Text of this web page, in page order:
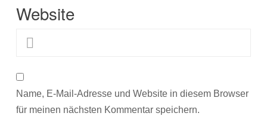
Website
Name, E-Mail-Adresse und Website in diesem Browser
für meinen nächsten Kommentar speichern.